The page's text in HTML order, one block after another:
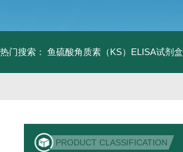
热门搜索： 鱼硫酸角质素（KS）ELISA试剂盒
PRODUCT CLASSIFICATION